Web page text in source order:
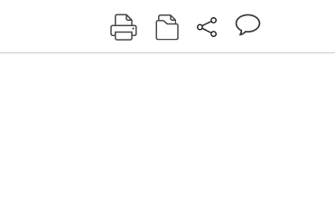
여성동아 동아일보